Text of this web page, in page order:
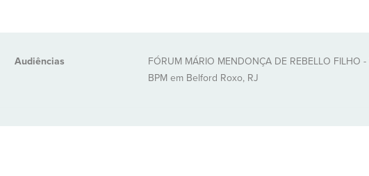
Audiências
FÓRUM MÁRIO MENDONÇA DE REBELLO FILHO -
BPM em Belford Roxo, RJ